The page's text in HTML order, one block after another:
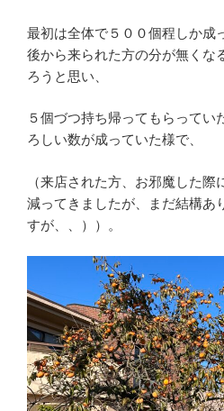
最初は全体で５００個程しか成
後から来られた方の分が無くな
ろうと思い、
５個づつ持ち帰ってもらってい
ろしい数が成っていた様で、
（来店された方、お邪魔した
減ってきましたが、まだ結構あ
すが、、））。